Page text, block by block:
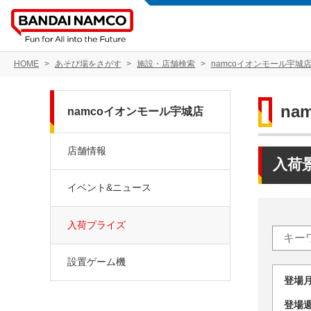
HOME あそび場をさがす 施設・店舗検索 namcoイオンモール宇城店
入荷
登
登
namcoイオンモール宇城店
店舗情報
イベント&ニュース
入荷プライズ
設置ゲーム機